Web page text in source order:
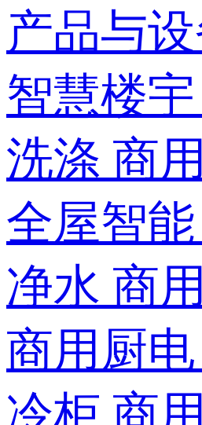
产品与
智慧楼宇
洗涤 商
全屋智能
净水 商
商用厨电
冷柜 商